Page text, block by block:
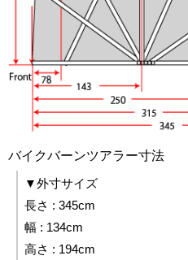
バイクバーンツアラー寸法
▼外寸サイズ
長さ : 345cm
幅 : 134cm
高さ : 194cm